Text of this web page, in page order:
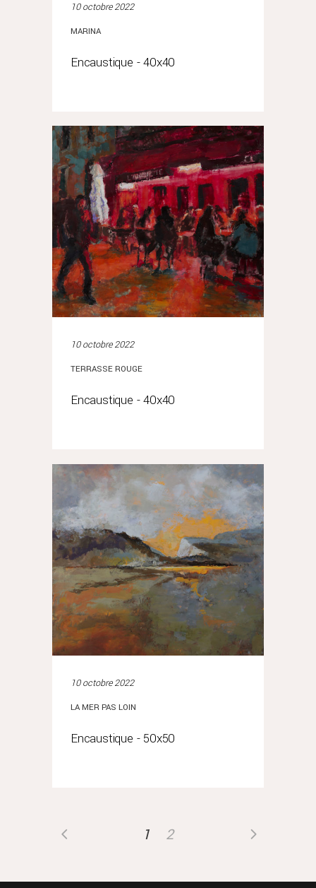
10 octobre 2022
MARINA
Encaustique - 40x40
10 octobre 2022
TERRASSE ROUGE
Encaustique - 40x40
10 octobre 2022
LA MER PAS LOIN
Encaustique - 50x50
1 2